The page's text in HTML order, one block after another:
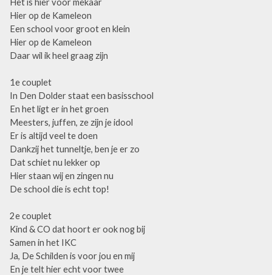
Hier op de Kameleon
Een school voor groot en klein
Hier op de Kameleon
Daar wil ik heel graag zijn
1e couplet
In Den Dolder staat een basisschool
En het ligt er in het groen
Meesters, juffen, ze zijn je idool
Er is altijd veel te doen
Dankzij het tunneltje, ben je er zo
Dat schiet nu lekker op
Hier staan wij en zingen nu
De school die is echt top!
2e couplet
Kind & CO dat hoort er ook nog bij
Samen in het IKC
Ja, De Schilden is voor jou en mij
En je telt hier echt voor twee